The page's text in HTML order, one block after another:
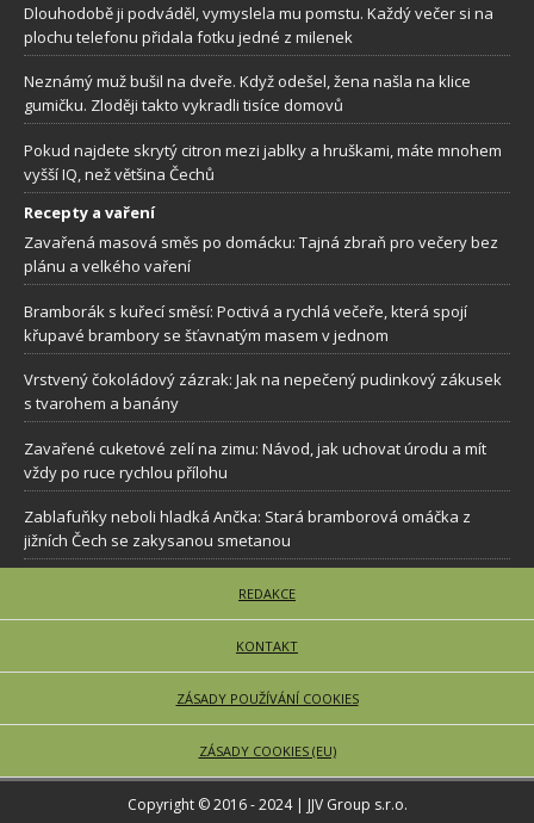
Dlouhodobě ji podváděl, vymyslela mu pomstu. Každý večer si na
plochu telefonu přidala fotku jedné z milenek
Neznámý muž bušil na dveře. Když odešel, žena našla na klice
gumičku. Zloději takto vykradli tisíce domovů
Pokud najdete skrytý citron mezi jablky a hruškami, máte mnohem
vyšší IQ, než většina Čechů
Recepty a vaření
Zavařená masová směs po domácku: Tajná zbraň pro večery bez
plánu a velkého vaření
Bramborák s kuřecí směsí: Poctivá a rychlá večeře, která spojí
křupavé brambory se šťavnatým masem v jednom
Vrstvený čokoládový zázrak: Jak na nepečený pudinkový zákusek
s tvarohem a banány
Zavařené cuketové zelí na zimu: Návod, jak uchovat úrodu a mít
vždy po ruce rychlou přílohu
Zablafuňky neboli hladká Ančka: Stará bramborová omáčka z
jižních Čech se zakysanou smetanou
REDAKCE
KONTAKT
ZÁSADY POUŽÍVÁNÍ COOKIES
ZÁSADY COOKIES (EU)
Copyright © 2016 - 2024 | JJV Group s.r.o.